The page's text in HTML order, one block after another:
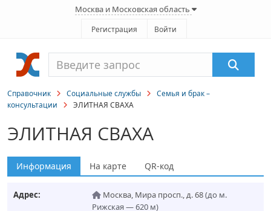
Москва и Московская область
Регистрация Войти
Справочник Социальные службы
Семья и брак –
консультации
ЭЛИТНАЯ СВАХА
ЭЛИТНАЯ СВАХА
Информация На карте QR-код
Адрес: Москва, Мира просп., д. 68(до м.
Рижская — 620 м)